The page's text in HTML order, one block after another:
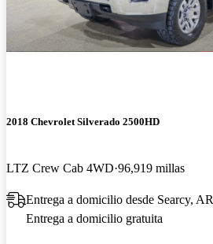
2018 Chevrolet Silverado 2500HD
LTZ Crew Cab 4WD 96,919 millas
Entrega a domicilio desde Searcy, AR
Entrega a domicilio gratuita